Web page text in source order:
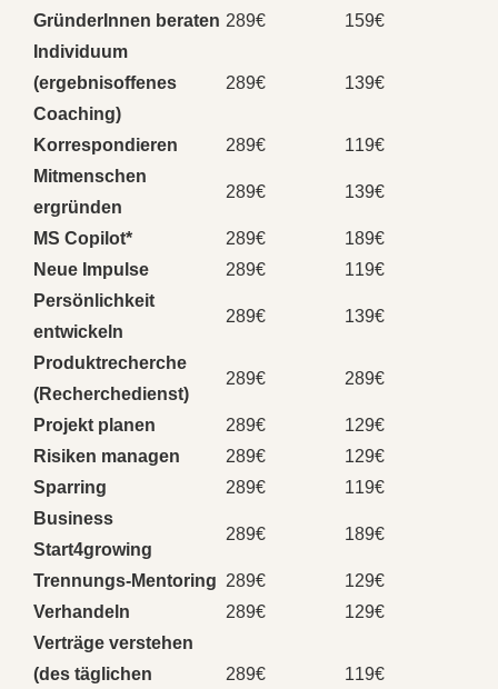
GründerInnen beraten 289€
159€
Individuum
(ergebnisoffenes
Coaching)
289€ 139€
Korrespondieren 289€
119€
Mitmenschen
ergründen
289€ 139€
MS Copilot* 289€
189€
Neue Impulse
289€
119€
Persönlichkeit
entwickeln
289€ 139€
Produktrecherche
(Recherchedienst)
289€ 289€
Projekt planen 289€
129€
Risiken managen
289€
129€
Sparring
289€
119€
Business
Start4growing
289€ 189€
Trennungs-Mentoring 289€
129€
Verhandeln
289€
129€
Verträge verstehen
(des täglichen
289€ 119€